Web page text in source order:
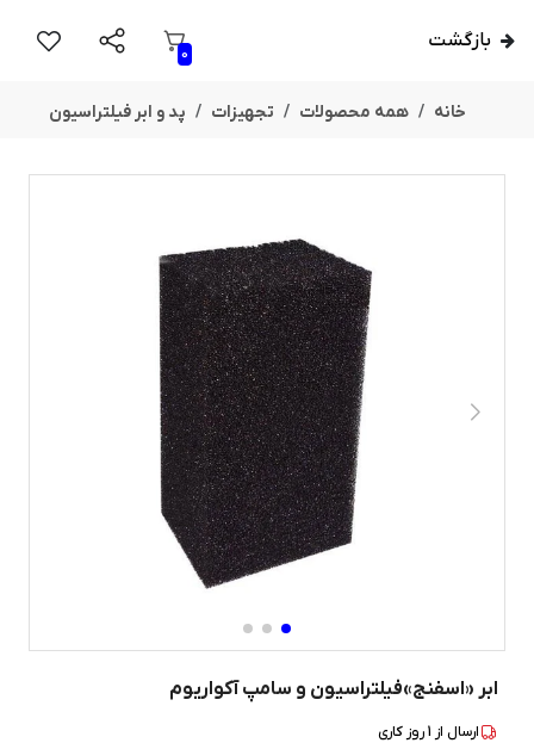
بازگشت
0
خانه همه محصولات تجهیزات پد و ابر فیلتراسیون
ابر «اسفنج»فیلتراسیون و سامپ آکواریوم
ارسال از 1روز کاری